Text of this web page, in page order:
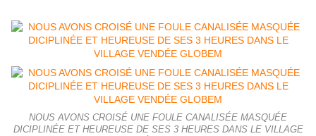
NOUS AVONS CROISÉ UNE FOULE CANALISÉE MASQUÉE
DICIPLINÉE ET HEUREUSE DE SES 3 HEURES DANS LE VILLAGE